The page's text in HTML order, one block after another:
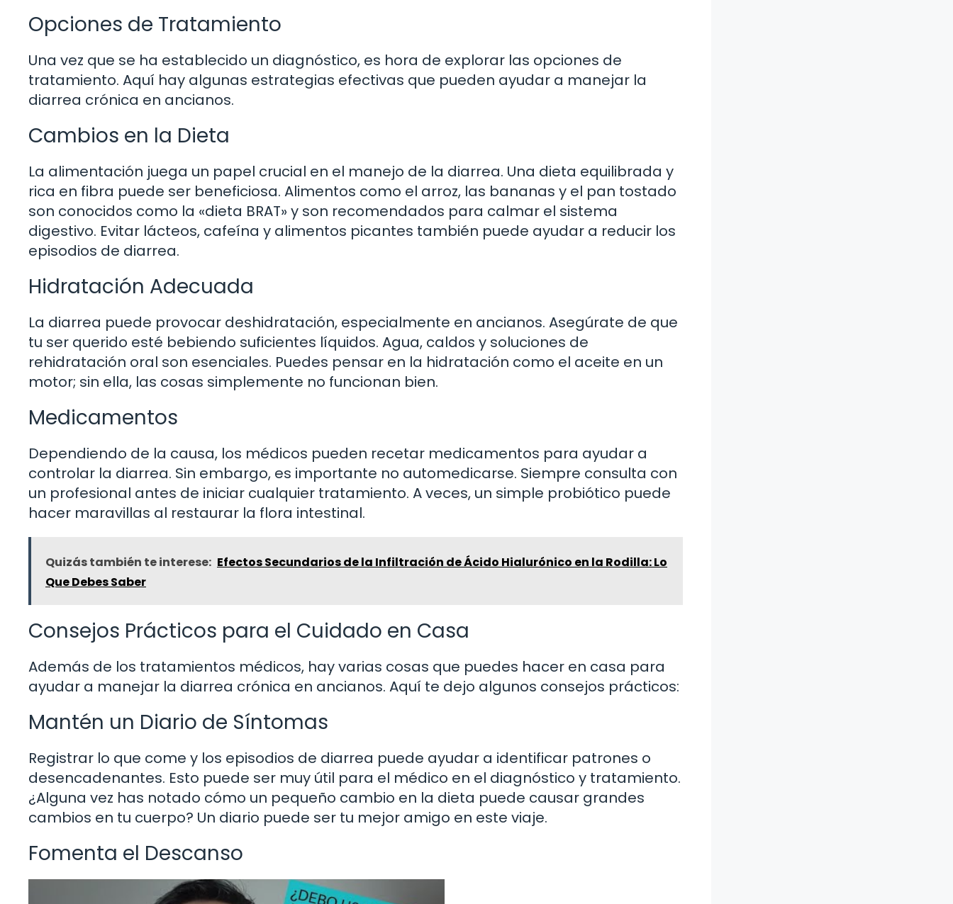
Opciones de Tratamiento
Una vez que se ha establecido un diagnóstico, es hora de explorar las opciones de
tratamiento. Aquí hay algunas estrategias efectivas que pueden ayudar a manejar la
diarrea crónica en ancianos.
Cambios en la Dieta
La alimentación juega un papel crucial en el manejo de la diarrea. Una dieta equilibrada y
rica en fibra puede ser beneficiosa. Alimentos como el arroz, las bananas y el pan tostado
son conocidos como la «dieta BRAT» y son recomendados para calmar el sistema
digestivo. Evitar lácteos, cafeína y alimentos picantes también puede ayudar a reducir los
episodios de diarrea.
Hidratación Adecuada
La diarrea puede provocar deshidratación, especialmente en ancianos. Asegúrate de que
tu ser querido esté bebiendo suficientes líquidos. Agua, caldos y soluciones de
rehidratación oral son esenciales. Puedes pensar en la hidratación como el aceite en un
motor; sin ella, las cosas simplemente no funcionan bien.
Medicamentos
Dependiendo de la causa, los médicos pueden recetar medicamentos para ayudar a
controlar la diarrea. Sin embargo, es importante no automedicarse. Siempre consulta con
un profesional antes de iniciar cualquier tratamiento. A veces, un simple probiótico puede
hacer maravillas al restaurar la flora intestinal.
Quizás también te interese: Efectos Secundarios de la Infiltración de Ácido Hialurónico en la Rodilla: Lo
Que Debes Saber
Consejos Prácticos para el Cuidado en Casa
Además de los tratamientos médicos, hay varias cosas que puedes hacer en casa para
ayudar a manejar la diarrea crónica en ancianos. Aquí te dejo algunos consejos prácticos:
Mantén un Diario de Síntomas
Registrar lo que come y los episodios de diarrea puede ayudar a identificar patrones o
desencadenantes. Esto puede ser muy útil para el médico en el diagnóstico y tratamiento.
¿Alguna vez has notado cómo un pequeño cambio en la dieta puede causar grandes
cambios en tu cuerpo? Un diario puede ser tu mejor amigo en este viaje.
Fomenta el Descanso